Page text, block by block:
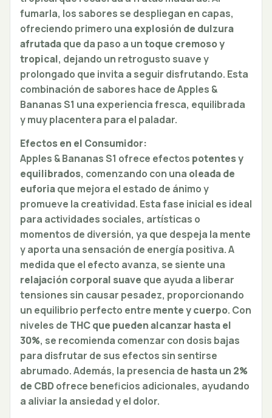
fumarla, los sabores se despliegan en capas,
ofreciendo primero una explosión de dulzura
afrutadaque da paso a untoque cremoso y
tropical, dejando un retrogusto suave y
prolongado que invita a seguir disfrutando. Esta
combinación de sabores hace de Apples &
Bananas S1 una experiencia fresca, equilibrada
y muy placentera para el paladar.
Efectos en el Consumidor:
Apples & Bananas S1 ofrece efectos potentes y
equilibrados, comenzando con una oleada de
euforiaque mejora el estado de ánimo y
promueve la creatividad. Esta fase inicial es ideal
para actividades sociales, artísticas o
momentos de diversión, ya que despeja la mente
y aporta una sensación de energía positiva. A
medida que el efecto avanza, se siente una
relajación corporal suave que ayuda a liberar
tensiones sin causar pesadez, proporcionando
un equilibrio perfecto entre mente y cuerpo. Con
niveles de THC que pueden alcanzar hasta el
30%, se recomienda comenzar con dosis bajas
para disfrutar de sus efectos sin sentirse
abrumado. Además, la presencia de hasta un 2%
de CBDofrece beneficios adicionales, ayudando
a aliviar la ansiedad y el dolor.